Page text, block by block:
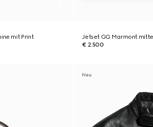
mit Print
Jetset GG Marmont
€ 2.500
Neu